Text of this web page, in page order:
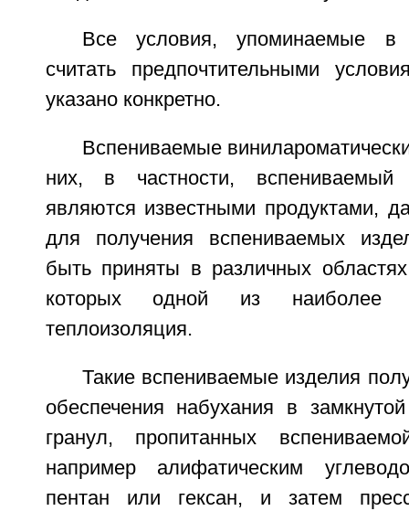
Все условия, упоминаемые в
считать предпочтительными
указано конкретно.
Вспениваемые
них, в частности,
являются известными продуктами,
для получения вспениваемых
быть приняты в различных
которых одной из наиболее
теплоизоляция.
Такие вспениваемые изделия
обеспечения набухания в
гранул, пропитанных
например алифатическим
пентан или гексан, и затем